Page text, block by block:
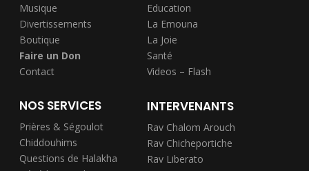
Musique
Divertissements
Boutique
Faire un Don
Contact
Education
La Emouna
La Joie
Santé
Videos – Flash
NOS SERVICES
Prières & Ségoulot
Chiddouhims
Questions de Halakha
INTERVENANTS
Rav Chalom Arouch
Rav Chicheportiche
Rav Liberato